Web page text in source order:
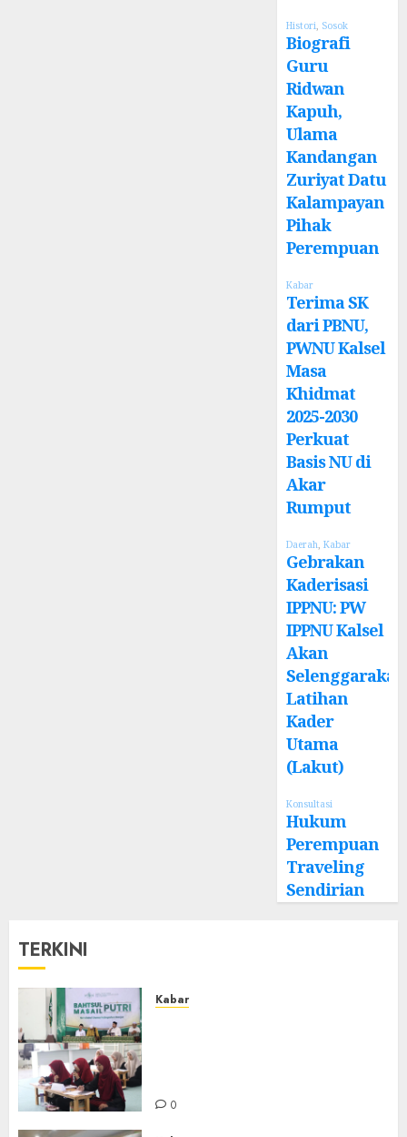
Histori, Sosok
Biografi
Guru
Ridwan
Kapuh,
Ulama
Kandangan
Zuriyat Datu
Kalampayan
Pihak
Perempuan
Kabar
Terima SK
dari PBNU,
PWNU Kalsel
Masa
Khidmat
2025-2030
Perkuat
Basis NU di
Akar
Rumput
Daerah,Kabar
Gebrakan
Kaderisasi
IPPNU: PW
IPPNU Kalsel
Akan
Selenggarakan
Latihan
Kader
Utama
(Lakut)
Konsultasi
Hukum
Perempuan
Traveling
Sendirian
TERKINI
Kabar
0